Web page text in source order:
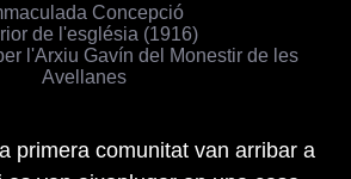
Concepció
de l'església (1916)
l'Arxiu Gavín del Monestir de les
Avellanes
primera comunitat van arribar a